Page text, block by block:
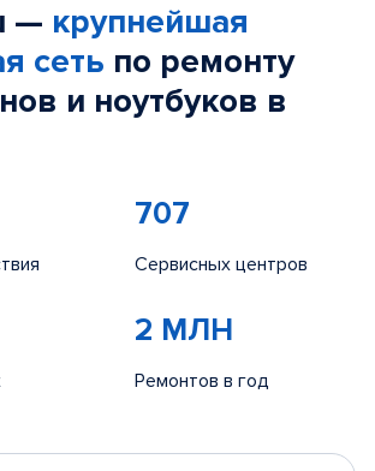
— крупнейшая
сеть по ремонту
и ноутбуков в
707
Сервисных центров
2 МЛН
Ремонтов в год